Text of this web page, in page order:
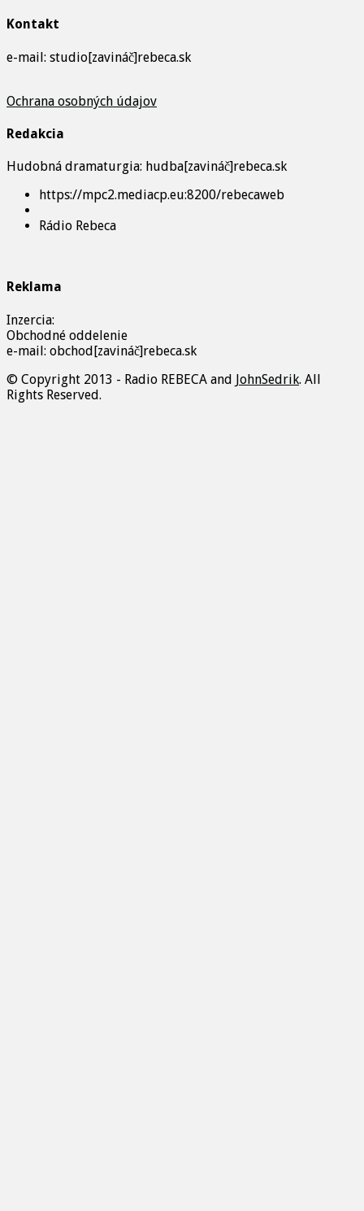
Kontakt
e-mail: studio[zavináč]rebeca.sk
Ochrana osobných údajov
Redakcia
Hudobná dramaturgia: hudba[zavináč]rebeca.sk
https://mpc2.mediacp.eu:8200/rebecaweb
Rádio Rebeca
Reklama
Inzercia:
Obchodné oddelenie
e-mail: obchod[zavináč]rebeca.sk
© Copyright 2013 - Radio REBECA and JohnSedrik. All
Rights Reserved.